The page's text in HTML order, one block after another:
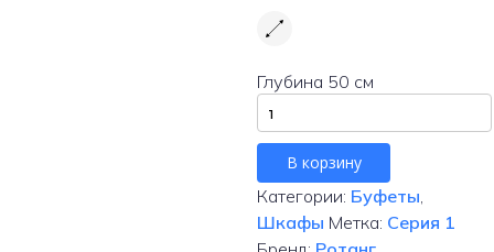
Глубина 50 см
Количество
товара
Буфет
из
массива
кавказского
В корзину
Категории: Буфеты,
Шкафы Метка: Серия 1